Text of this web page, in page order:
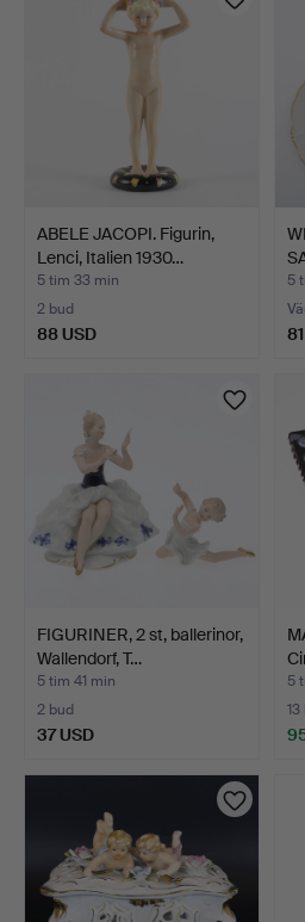
ABELE JACOPI. Figurin,
Lenci, Italien 1930…
5 tim 33 min
2 bud
88 USD
5
FIGURINER, 2 st, ballerinor,
Wallendorf, T…
5 tim 41 min
2 bud
37 USD
5